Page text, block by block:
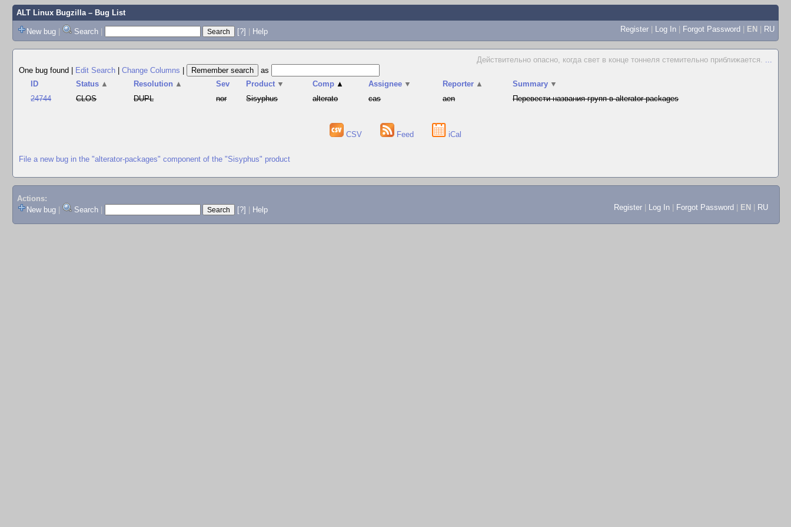
ALT Linux Bugzilla– Bug List
New bug | Search | [?] | Help Register | Log In | Forgot Password | EN | RU
Действительно опасно, когда свет в конце тоннеля стемительно приближается. ...
One bug found
Edit Search Change Columns
as
ID
Status ▲ Resolution ▲ Sev Product ▼ Comp ▲ Assignee ▼ Reporter ▲ Summary ▼
24744
CLOS DUPL nor Sisyphus alterato cas aen Перевести названия групп в alterator-packages
CSV Feed iCal
File a new bug in the "alterator-packages" component of the "Sisyphus" product
Actions:
New bug
Search [?] Help Register Log In Forgot Password EN RU